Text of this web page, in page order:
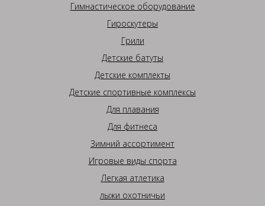
Гимнастическое оборудование
Гироскутеры
Грили
Детские батуты
Детские комплекты
Детские спортивные комплексы
Для плавания
Для фитнеса
Зимний ассортимент
Игровые виды спорта
Легкая атлетика
лыжи охотничьи